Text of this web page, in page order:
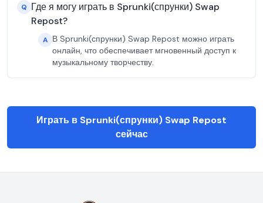
Q Где я могу играть в Sprunki(спрунки) Swap
Repost?
A В Sprunki(спрунки) Swap Repost можно играть
онлайн, что обеспечивает мгновенный доступ к
музыкальному творчеству.
Играть в Sprunki(спрунки) Swap Repost
сейчас